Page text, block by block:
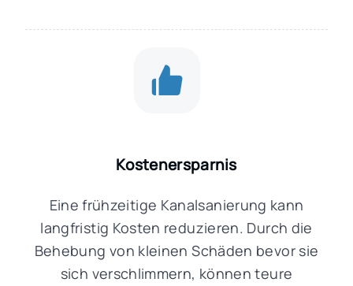
Kostenersparnis
Eine frühzeitige Kanalsanierung kann
langfristig Kosten reduzieren. Durch die
Behebung von kleinen Schäden bevor sie
sich verschlimmern, können teure